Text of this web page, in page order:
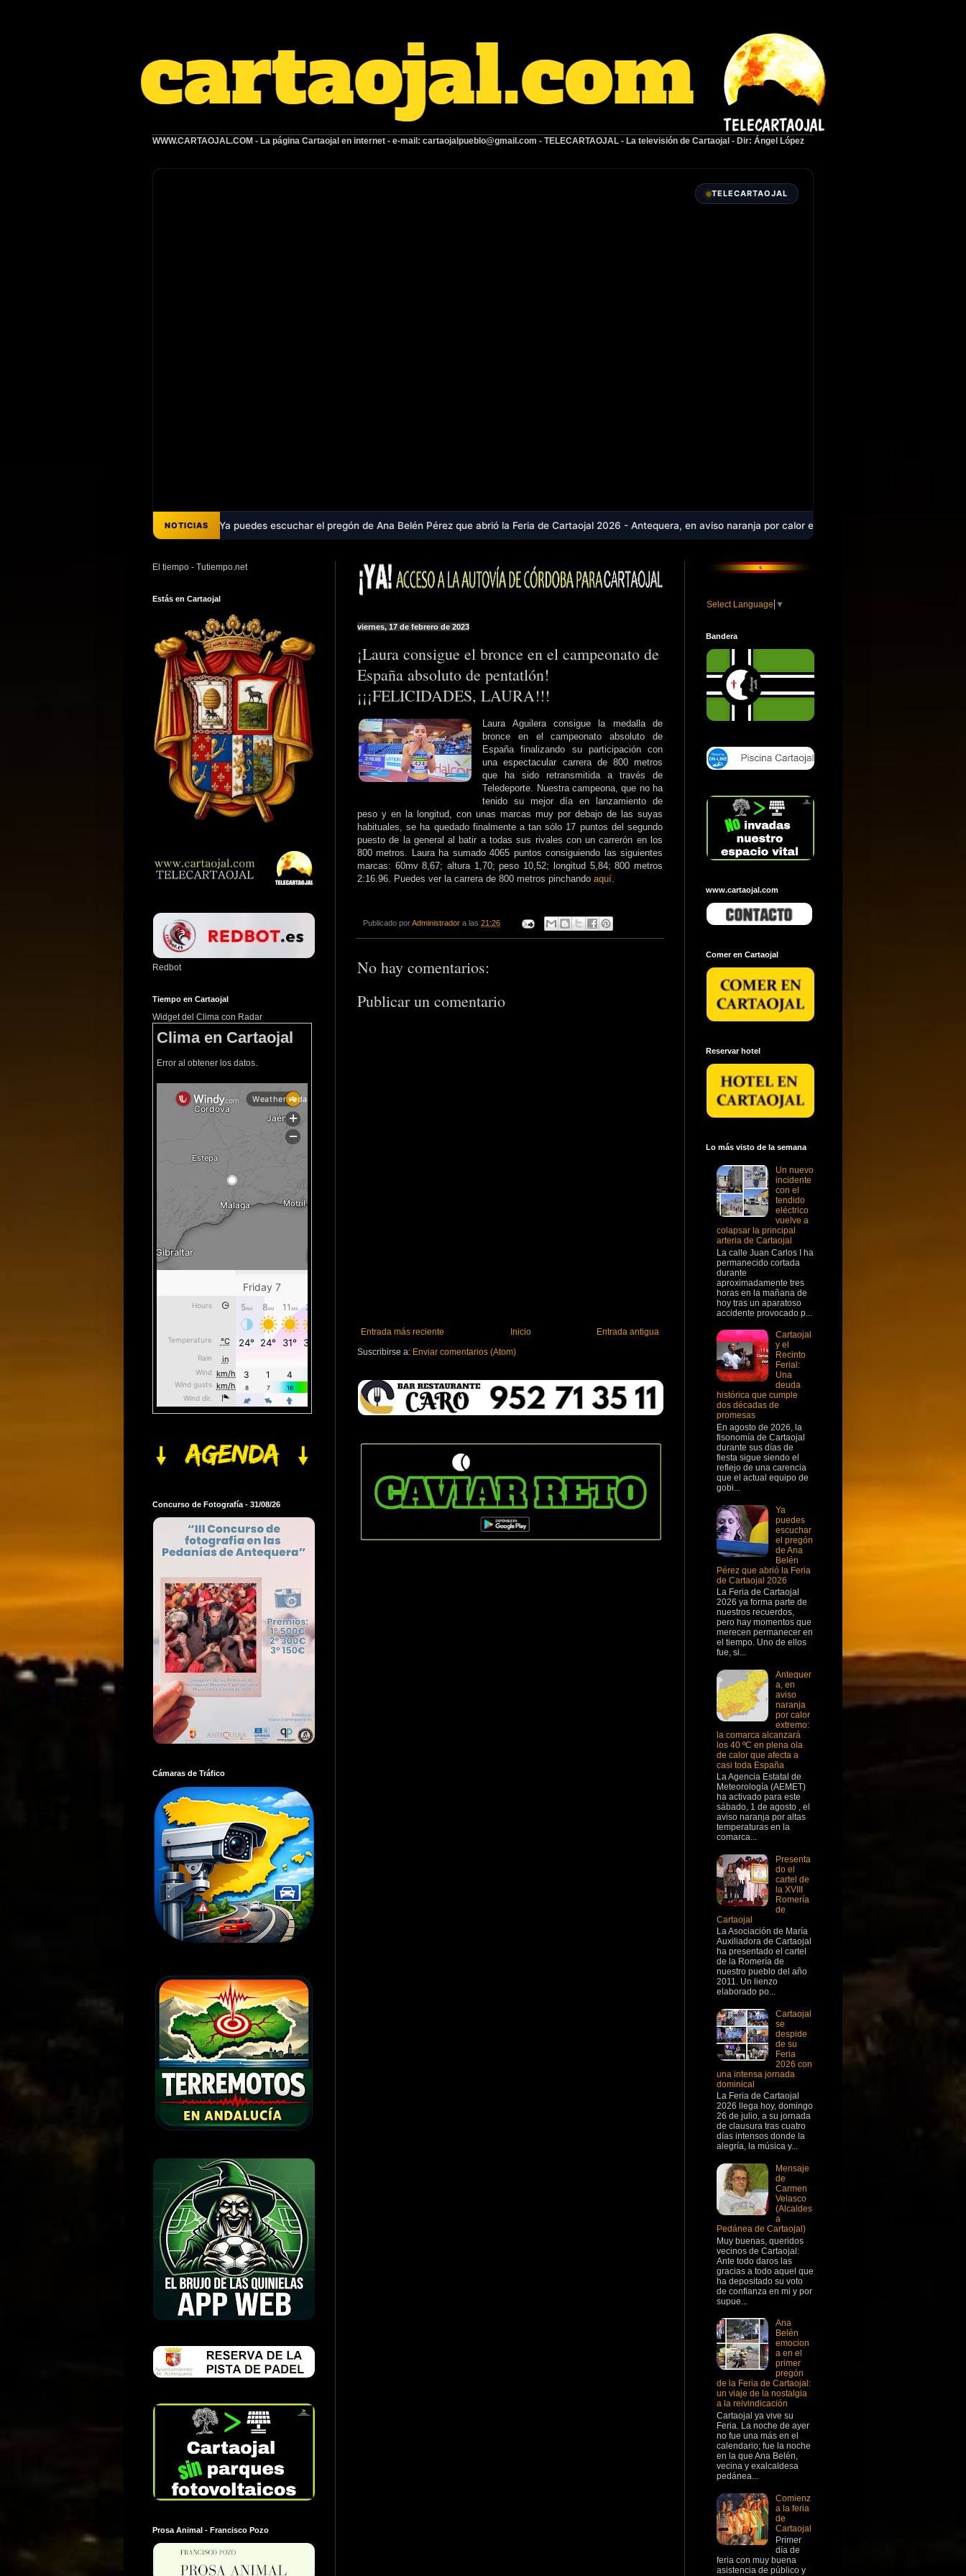
WWW.CARTAOJAL.COM - La página Cartaojal en internet - e-mail: cartaojalpueblo@gmail.com - TELECARTAOJAL - La televisión de Cartaojal - Dir: Ángel López
TELECARTAOJAL
NOTICIAS
de promesas - Ya puedes escuchar el pregón de Ana Belén Pérez que abrió la Feria de Cartaojal 2026 - Antequera, en aviso naranja por calor extremo: la comarca alcanzará los 40 ºC en
viernes, 17 de febrero de 2023
¡Laura consigue el bronce en el campeonato de
España absoluto de pentatlón!
¡¡¡FELICIDADES, LAURA!!!
Laura Aguilera consigue la medalla de
bronce en el campeonato absoluto de
España finalizando su participación con
una espectacular carrera de 800 metros
que ha sido retransmitida a través de
Teledeporte. Nuestra campeona, que no ha
tenido su mejor día en lanzamiento de
peso y en la longitud, con unas marcas muy por debajo de las suyas
habituales, se ha quedado finalmente a tan sólo 17 puntos del segundo
puesto de la general al batir a todas sus rivales con un carrerón en los
800 metros. Laura ha sumado 4065 puntos consiguiendo las siguientes
marcas: 60mv 8,67; altura 1,70; peso 10,52; longitud 5,84; 800 metros
2:16.96. Puedes ver la carrera de 800 metros pinchando aquí
Publicado porAdministrador a las 21:26
No hay comentarios:
Publicar un comentario
Entrada más reciente Entrada antigua
Inicio
Suscribirse a: Enviar comentarios (Atom)
El tiempo - Tutiempo.net
Estás en Cartaojal
Redbot
Tiempo en Cartaojal
Widget del Clima con Radar
Clima en Cartaojal
Error al obtener los datos.
Concurso de Fotografía - 31/08/26
Cámaras de Tráfico
Prosa Animal - Francisco Pozo
Select Language ▼
Bandera
www.cartaojal.com
Comer en Cartaojal
Reservar hotel
Lo más visto de la semana
Un nuevo
incidente
con el
tendido
eléctrico
vuelve a
colapsar la principal
arteria de Cartaojal
La calle Juan Carlos I ha
permanecido cortada
durante
aproximadamente tres
horas en la mañana de
hoy tras un aparatoso
accidente provocado p...
Cartaojal
y el
Recinto
Ferial:
Una
deuda
histórica que cumple
dos décadas de
promesas
En agosto de 2026, la
fisonomía de Cartaojal
durante sus días de
fiesta sigue siendo el
reflejo de una carencia
que el actual equipo de
gobi...
Ya
puedes
escuchar
el pregón
de Ana
Belén
Pérez que abrió la Feria
de Cartaojal 2026
La Feria de Cartaojal
2026 ya forma parte de
nuestros recuerdos,
pero hay momentos que
merecen permanecer en
el tiempo. Uno de ellos
fue, si...
Antequer
a, en
aviso
naranja
por calor
extremo:
la comarca alcanzará
los 40 ºC en plena ola
de calor que afecta a
casi toda España
La Agencia Estatal de
Meteorología (AEMET)
ha activado para este
sábado, 1 de agosto , el
aviso naranja por altas
temperaturas en la
comarca...
Presenta
do el
cartel de
la XVIII
Romería
de
Cartaojal
La Asociación de María
Auxiliadora de Cartaojal
ha presentado el cartel
de la Romería de
nuestro pueblo del año
2011. Un lienzo
elaborado po...
Cartaojal
se
despide
de su
Feria
2026 con
una intensa jornada
dominical
La Feria de Cartaojal
2026 llega hoy, domingo
26 de julio, a su jornada
de clausura tras cuatro
días intensos donde la
alegría, la música y...
Mensaje
de
Carmen
Velasco
(Alcaldes
a
Pedánea de Cartaojal)
Muy buenas, queridos
vecinos de Cartaojal:
Ante todo daros las
gracias a todo aquel que
ha depositado su voto
de confianza en mi y por
supue...
Ana
Belén
emocion
a en el
primer
pregón
de la Feria de Cartaojal:
un viaje de la nostalgia
a la reivindicación
Cartaojal ya vive su
Feria. La noche de ayer
no fue una más en el
calendario; fue la noche
en la que Ana Belén,
vecina y exalcaldesa
pedánea...
Comienz
a la feria
de
Cartaojal
Primer
día de
feria con muy buena
asistencia de público y